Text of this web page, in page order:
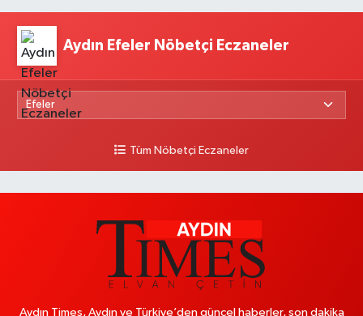
Aydın Efeler Nöbetçi Eczaneler
Tüm Nöbetçi Eczaneler
Aydın Times, Aydın ve Türkiye’den güncel haberler, son dakika